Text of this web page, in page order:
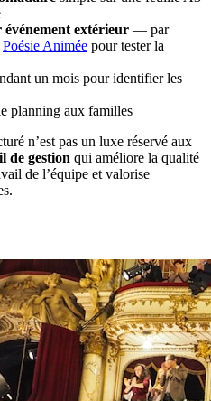
extérieur — par
Poésie Animée pour tester la
un mois pour identifier les
planning aux familles
n’est pas un luxe réservé aux
de gestion qui améliore la qualité
de l’équipe et valorise